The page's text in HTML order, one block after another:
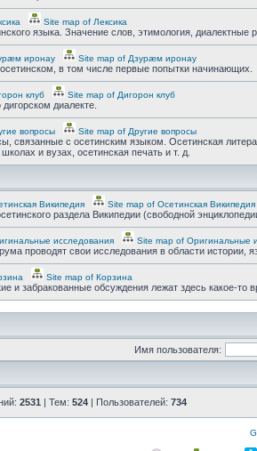
Site map of Лексика
языка. Значение слов, этимология, диалектные
иронау Site map of Дзурæм иронау
в том числе первые попытки начинающих.
клуб Site map of Дигорон клуб
диалекте.
вопросы Site map of Другие вопросы
связанные с осетинским языком. Осетинская
и вузах, осетинская печать и т. д.
Википедия Site map of Осетинская Википедия
раздела Википедии (свободной
исследования Site map of Оригинальные
проводят свои исследования в области истории,
Site map of Корзина
и забракованные обсуждения лежат здесь какое-то
Имя пользователя:
2531 | Тем: 524 | Пользователей: 734